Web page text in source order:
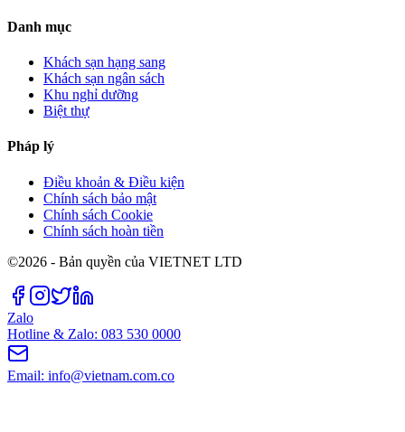
Danh mục
Khách sạn hạng sang
Khách sạn ngân sách
Khu nghỉ dưỡng
Biệt thự
Pháp lý
Điều khoản & Điều kiện
Chính sách bảo mật
Chính sách Cookie
Chính sách hoàn tiền
©2026 - Bản quyền của VIETNET LTD
Zalo
Hotline & Zalo: 083 530 0000
Email: info@vietnam.com.co